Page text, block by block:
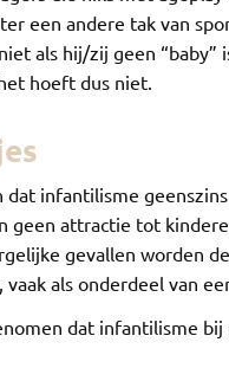
een andere tak van
als hij/zij geen
hoeft dus niet.
infantilisme
attractie tot
gevallen worden
als onderdeel van
dat infantilisme